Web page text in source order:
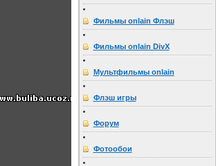
Фильмы onlain Флэш
Фильмы onlain DivX
Мультфильмы onlain
Флэш игры
Форум
Фотообои